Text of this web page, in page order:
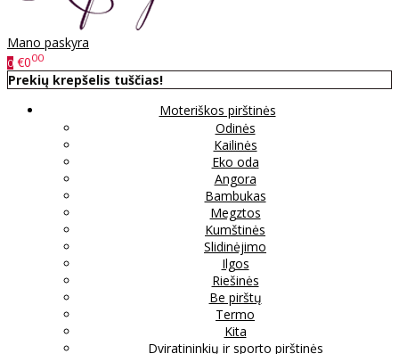
Mano paskyra
0 €000
Prekių krepšelis tuščias!
Moteriškos pirštinės
Odinės
Kailinės
Eko oda
Angora
Bambukas
Megztos
Kumštinės
Slidinėjimo
Ilgos
Riešinės
Be pirštų
Termo
Kita
Dviratininkių ir sporto pirštinės